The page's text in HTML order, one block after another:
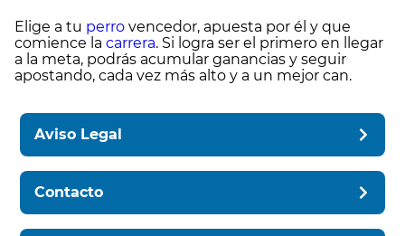
Elige a tu perro vencedor, apuesta por él y que
comience la carrera. Si logra ser el primero en llegar
a la meta, podrás acumular ganancias y seguir
apostando, cada vez más alto y a un mejor can.
Aviso Legal
Contacto